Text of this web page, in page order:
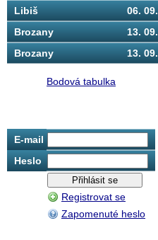
Libiš
06. 09.
Brozany
13. 09.
Brozany
13. 09.
Bodová tabulka
E-mail
Heslo
Registrovat se
Zapomenuté heslo